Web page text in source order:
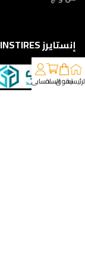
إنستايرز INSTIRES إحدى خدمات
تسوقالسلةحسابي